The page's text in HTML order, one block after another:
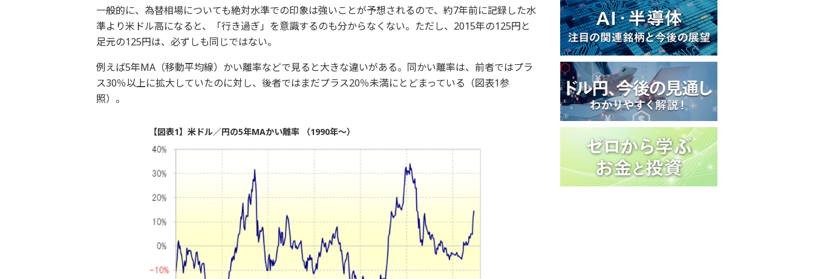
一般的に、為替相場についても絶対水準での印象は強いことが予想されるので、約7年前に記録した水
準より米ドル高になると、「行き過ぎ」を意識するのも分からなくない。ただし、2015年の125円と
足元の125円は、必ずしも同じではない。
例えば5年MA（移動平均線）かい離率などで見ると大きな違いがある。同かい離率は、前者ではプラ
ス30％以上に拡大していたのに対し、後者ではまだプラス20％未満にとどまっている（図表1参
照）。
【図表1】米ドル／円の5年MAかい離率 （1990年～）